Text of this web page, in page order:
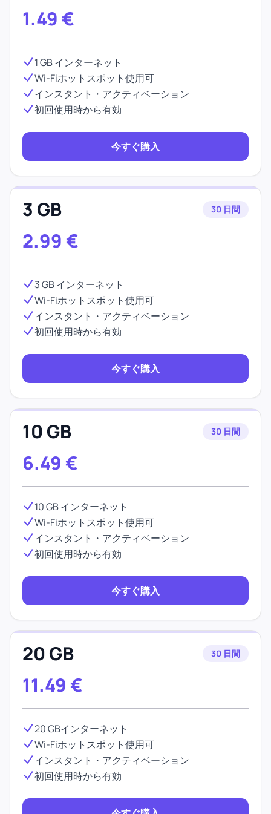
1.49 €
1 GB インターネット
Wi-Fiホットスポット使用可
インスタント・アクティベーション
初回使用時から有効
今すぐ購入
3 GB 30 日間
2.99 €
3 GB インターネット
Wi-Fiホットスポット使用可
インスタント・アクティベーション
初回使用時から有効
今すぐ購入
10 GB 30 日間
6.49 €
10 GB インターネット
Wi-Fiホットスポット使用可
インスタント・アクティベーション
初回使用時から有効
今すぐ購入
20 GB 30 日間
11.49 €
20 GBインターネット
Wi-Fiホットスポット使用可
インスタント・アクティベーション
初回使用時から有効